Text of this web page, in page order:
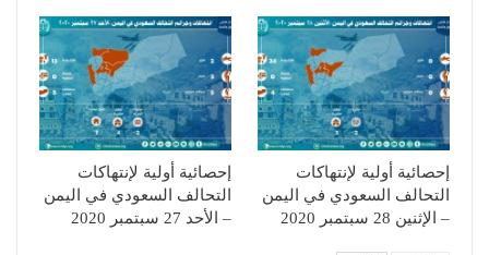
إحصائية أولية لإنتهاكات
التحالف السعودي في اليمن
– الإثنين 28 سبتمبر 2020
إحصائية أولية لإنتهاكات
التحالف السعودي في اليمن
– الأحد 27 سبتمبر 2020